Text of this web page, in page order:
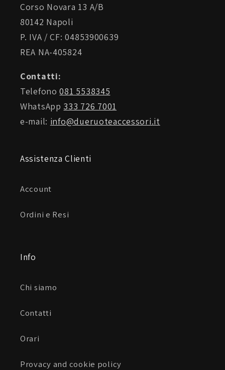
Corso Novara 13 A/B
80142 Napoli
P. IVA / CF: 04853900639
REA NA-405824
Contatti:
Telefono081 5538345
WhatsApp 333 726 7001
e-mail: info@dueruoteaccessori.it
Assistenza Clienti
Account
Ordini e Resi
Info
Chi siamo
Contatti
Orari
Provacy and cookie policy